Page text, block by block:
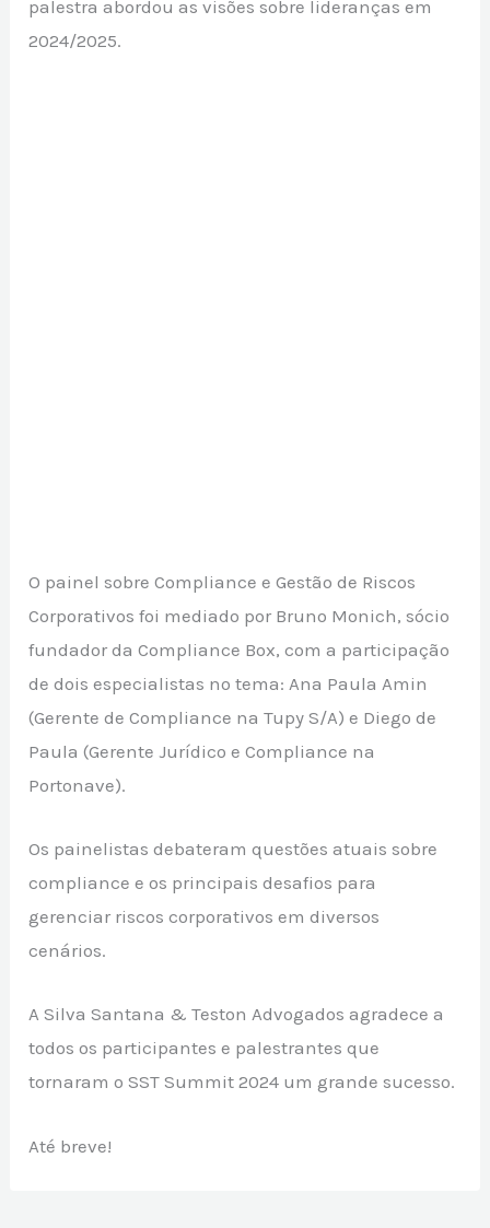
palestra abordou as visões sobre lideranças em
2024/2025.
O painel sobre Compliance e Gestão de Riscos
Corporativos foi mediado por Bruno Monich, sócio
fundador da Compliance Box, com a participação
de dois especialistas no tema: Ana Paula Amin
(Gerente de Compliance na Tupy S/A) e Diego de
Paula (Gerente Jurídico e Compliance na
Portonave).
Os painelistas debateram questões atuais sobre
compliance e os principais desafios para
gerenciar riscos corporativos em diversos
cenários.
A Silva Santana & Teston Advogados agradece a
todos os participantes e palestrantes que
tornaram o SST Summit 2024 um grande sucesso.
Até breve!